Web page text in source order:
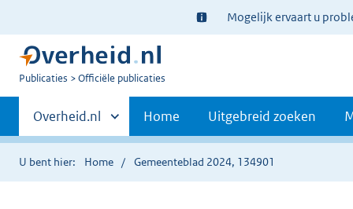
Ter
informatie:
Mogelijk ervaart u
U
Publicaties Officiële publicaties
Primaire
navigatie
Andere
sites
binnen
Overheid.nl Home Uitgebreid zoeken
U bent hier: Home Gemeenteblad 2024, 134901